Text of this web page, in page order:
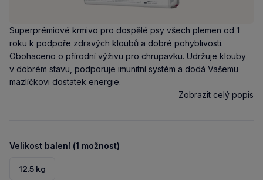
Superprémiové krmivo pro dospělé psy všech plemen od 1
roku k podpoře zdravých kloubů a dobré pohyblivosti.
Obohaceno o přírodní výživu pro chrupavku. Udržuje klouby
v dobrém stavu, podporuje imunitní systém a dodá Vašemu
mazlíčkovi dostatek energie.
Zobrazit celý popis
Velikost balení (1 možnost)
12.5 kg